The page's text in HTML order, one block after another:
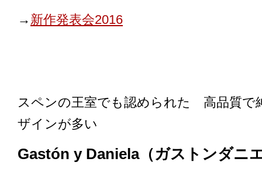
→ 新作発表会2016
スペンの王室でも認められた 高品質で
ザインが多い
Gastón y Daniela（ガストンダニ